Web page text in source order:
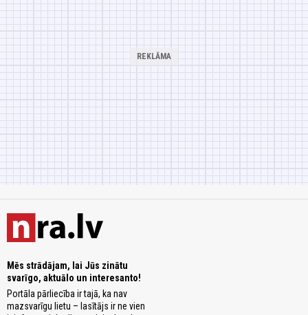
Mēs strādājam, lai Jūs zinātu
svarīgo, aktuālo un interesanto!
Portāla pārliecība ir tajā, ka nav
mazsvarīgu lietu – lasītājs ir ne vien